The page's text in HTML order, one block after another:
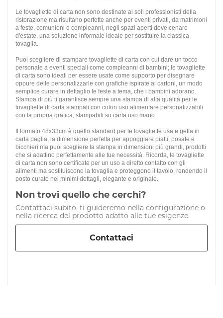
Le tovagliette di carta non sono destinate ai soli professionisti della
ristorazione ma risultano perfette anche per eventi privati, da matrimoni
a feste, comunioni o compleanni, negli spazi aperti dove cenare
d'estate, una soluzione informale ideale per sostituire la classica
tovaglia.
Puoi scegliere di stampare tovagliette di carta con cui dare un tocco
personale a eventi speciali come compleanni di bambini; le tovagliette
di carta sono ideali per essere usate come supporto per disegnare
oppure delle personalizzarle con grafiche ispirate ai cartoni, un modo
semplice curare in dettaglio le feste a tema, che i bambini adorano.
Stampa di più ti garantisce sempre una stampa di alta qualità per le
tovagliette di carta stampati con colori uso alimentare personalizzabili
con la propria grafica, stampabili su carta uso mano.
Il formato 48x33cm è quello standard per le tovagliette usa e getta in
carta paglia , la dimensione perfetta per appoggiare piatti, posate e
bicchieri ma puoi scegliere la stampa in dimensioni più grandi, prodotti
che si adattino perfettamente alle tue necessità. Ricorda, le tovagliette
di carta non sono certificate per un uso a diretto contatto con gli
alimenti ma sostituiscono la tovaglia e proteggono il tavolo, rendendo il
posto curato nei minimi dettagli, elegante e originale.
Non trovi quello che cerchi?
Contattaci subito, ti guideremo nella configurazione o
nella ricerca del prodotto adatto alle tue esigenze.
Contattaci